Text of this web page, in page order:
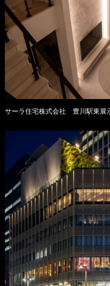
サーラ住宅株式会社 豊川駅東展